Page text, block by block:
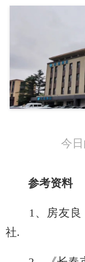
今
参考资料
1、 房友良
社.